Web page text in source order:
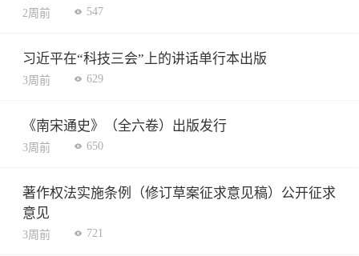
2周前 547
习近平在“科技三会”上的讲话单行本出版
3周前 629
《南宋通史》（全六卷）出版发行
3周前 650
著作权法实施条例（修订草案征求意见稿）公开征求
意见
3周前 721